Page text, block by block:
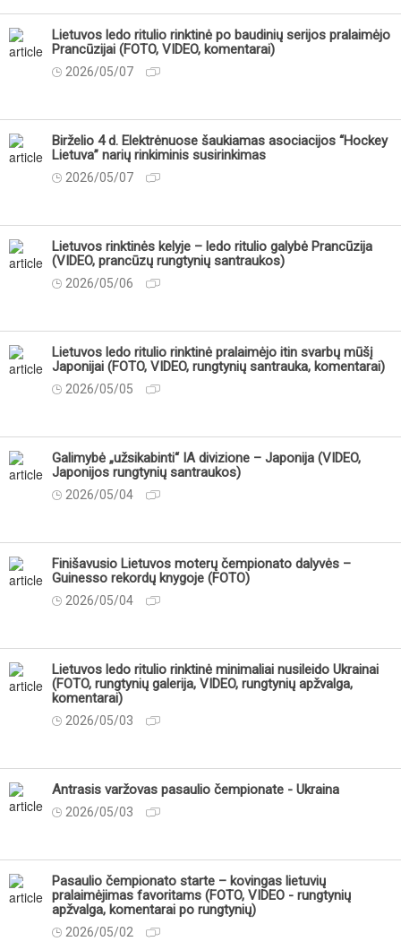
Lietuvos ledo ritulio rinktinė po baudinių serijos pralaimėjo
Prancūzijai (FOTO, VIDEO, komentarai)
2026/05/07
Birželio 4 d. Elektrėnuose šaukiamas asociacijos “Hockey
Lietuva” narių rinkiminis susirinkimas
2026/05/07
Lietuvos rinktinės kelyje – ledo ritulio galybė Prancūzija
(VIDEO, prancūzų rungtynių santraukos)
2026/05/06
Lietuvos ledo ritulio rinktinė pralaimėjo itin svarbų mūšį
Japonijai (FOTO, VIDEO, rungtynių santrauka, komentarai)
2026/05/05
Galimybė „užsikabinti“ IA divizione – Japonija (VIDEO,
Japonijos rungtynių santraukos)
2026/05/04
Finišavusio Lietuvos moterų čempionato dalyvės –
Guinesso rekordų knygoje (FOTO)
2026/05/04
Lietuvos ledo ritulio rinktinė minimaliai nusileido Ukrainai
(FOTO, rungtynių galerija, VIDEO, rungtynių apžvalga,
komentarai)
2026/05/03
Antrasis varžovas pasaulio čempionate - Ukraina
2026/05/03
Pasaulio čempionato starte – kovingas lietuvių
pralaimėjimas favoritams (FOTO, VIDEO - rungtynių
apžvalga, komentarai po rungtynių)
2026/05/02